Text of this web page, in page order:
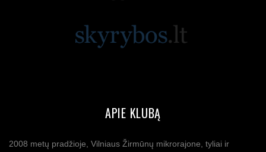
APIE KLUBĄ
2008 metų pradžioje, Vilniaus Žirmūnų mikrorajone, tyliai ir